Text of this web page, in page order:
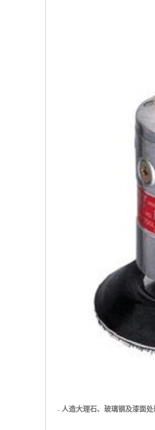
- 人造大理石、玻璃钢及漆面处